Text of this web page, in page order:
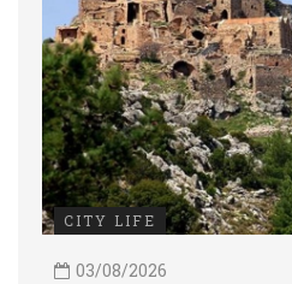
CITY LIFE
03/08/2026